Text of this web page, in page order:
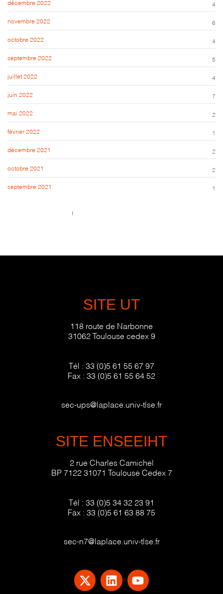
décembre 2022 4
novembre 2022 6
octobre 2022 4
septembre 2022 5
juillet 2022 4
juin 2022 7
mai 2022 2
février 2022 1
décembre 2021 2
octobre 2021 2
septembre 2021 1
SITE UT
118 route de Narbonne
31062 Toulouse cedex 9
Tél : 33 (0)5 61 55 67 97
Fax : 33 (0)5 61 55 64 52
sec-ups@laplace.univ-tlse.fr
SITE ENSEEIHT
2 rue Charles Camichel
BP 7122 31071 Toulouse Cedex 7
Tél : 33 (0)5 34 32 23 91
Fax : 33 (0)5 61 63 88 75
sec-n7@laplace.univ-tlse.fr